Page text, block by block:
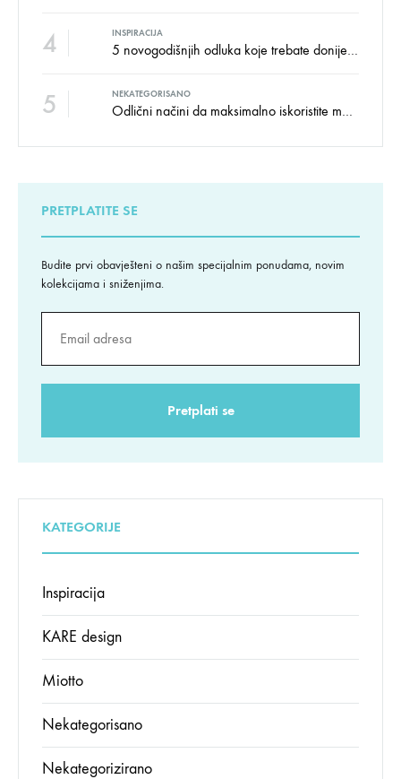
4 INSPIRACIJA
5 novogodišnjih odluka koje trebate donijeti u vezi izgleda doma
5 NEKATEGORISANO
Odlični načini da maksimalno iskoristite male prostore
PRETPLATITE SE
Budite prvi obavješteni o našim specijalnim ponudama, novim
kolekcijama i sniženjima.
KATEGORIJE
Inspiracija
KARE design
Miotto
Nekategorisano
Nekategorizirano